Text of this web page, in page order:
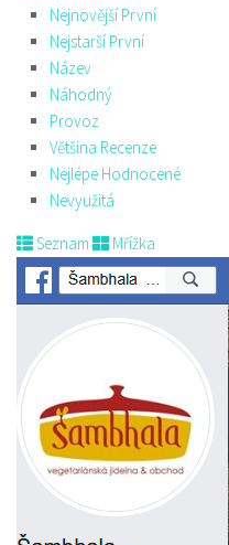
Nejnovější První
Nejstarší První
Název
Náhodný
Provoz
Většina Recenze
Nejlépe Hodnocené
Nevyužitá
Seznam Mřížka